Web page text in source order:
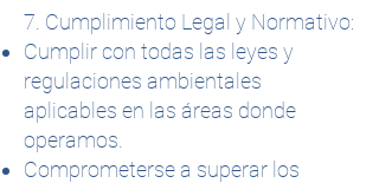
7. Cumplimiento Legal y Normativo:
Cumplir con todas las leyes y
regulaciones ambientales
aplicables en las áreas donde
operamos.
Comprometerse a superar los